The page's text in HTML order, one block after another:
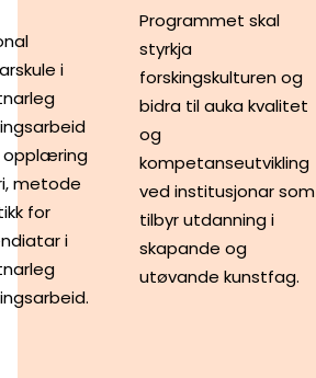
i
opplæring
metode
for
i
Programmet skal
styrkja
forskingskulturen og
bidra til auka kvalitet
og
kompetanseutvikling
ved institusjonar som
tilbyr utdanning i
skapande og
utøvande kunstfag.